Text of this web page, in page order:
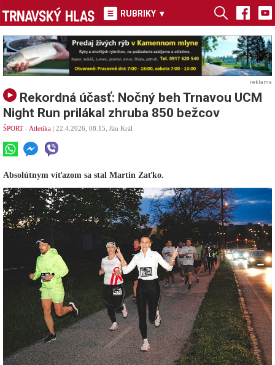
RUBRIKY ▾
reklama
Rekordná účasť: Nočný beh Trnavou UCM
Night Run prilákal zhruba 850 bežcov
ŠPORT - Atletika | 22.4.2026, 08.15, Ján Král
Absolútnym víťazom sa stal Martin Zaťko.